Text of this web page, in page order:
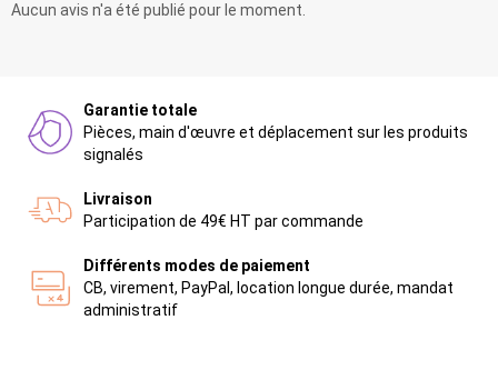
Aucun avis n'a été publié pour le moment.
Garantie totale
Pièces, main d'œuvre et déplacement sur les produits
signalés
Livraison
Participation de 49€ HT par commande
Différents modes de paiement
CB, virement, PayPal, location longue durée, mandat
administratif